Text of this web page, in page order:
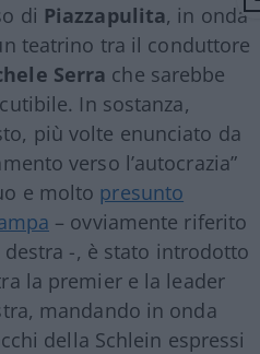
di Piazzapulita, in onda
teatrino tra il conduttore
Serra che sarebbe
In sostanza,
più volte enunciato da
verso l’autocrazia”
e molto presunto
– ovviamente riferito
destra -, è stato introdotto
la premier e la leader
mandando in onda
della Schlein espressi